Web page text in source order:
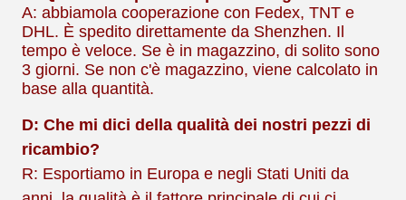
A: abbiamo la cooperazione con Fedex, TNT e
DHL. È spedito direttamente da Shenzhen. Il
tempo è veloce. Se è in magazzino, di solito sono
3 giorni. Se non c'è magazzino, viene calcolato in
base alla quantità.
D: Che mi dici della qualità dei nostri pezzi di
ricambio?
R: Esportiamo in Europa e negli Stati Uniti da